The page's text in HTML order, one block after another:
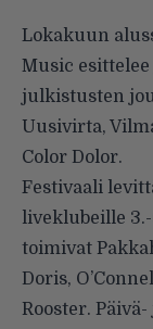
Lokakuun
Music
julkistusten
Uusivirta,
Color Dolor.
Festivaali
liveklubeille
toimivat
Doris,
Rooster.